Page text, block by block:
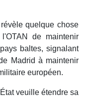
quelque chose
de maintenir
baltes, signalant
Madrid à maintenir
européen.
veuille étendre sa